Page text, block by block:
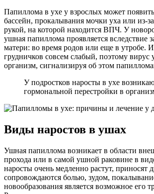
Папиллома в ухе у взрослых может
бассейн, прокалывания мочки уха или из-
рукой, на которой находится ВПЧ. У
ушная папиллома проявляется вследствие
матери: во время родов или еще в утробе.
грудничков совсем слабый, поэтому вирус
организм, сигнализируя об этом
У подростков наросты в ухе
гормональной перестройки в
Виды наростов в ушах
Ушная папиллома возникает в области
прохода или в самой ушной раковине в
наросты очень медленно растут, приносят
сопровождаются болью, зудом,
новообразования является возможное его